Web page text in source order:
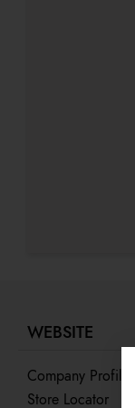
WEBSITE
Company Profile
Store Locator